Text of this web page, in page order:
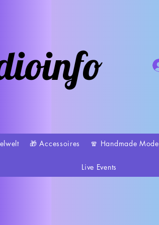
🎁 Accessoires 🧣 Handmade Mode
Live Events